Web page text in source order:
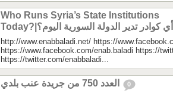
Who Runs Syria’s State Institutions
http://www.enabbaladi.net/ https://
https://www.facebook.com/enab.baladi https://
https://twitter.com/enabbaladi...
0